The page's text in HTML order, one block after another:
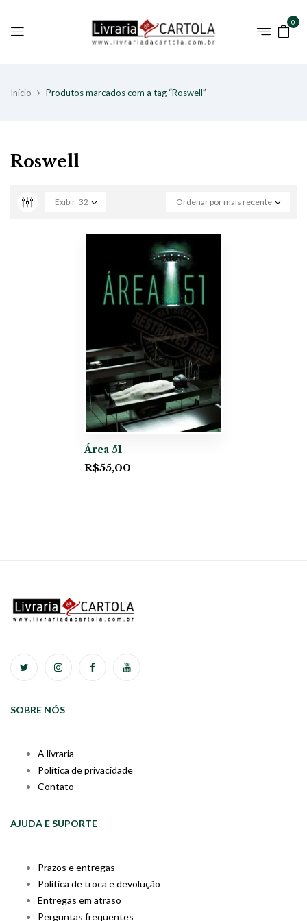
0
Início Produtos marcados com a tag “Roswell”
Roswell
Ordenar por mais recente
Exibir 32
Área 51
R$55,00
SOBRE NÓS
A livraria
Política de privacidade
Contato
AJUDA E SUPORTE
Prazos e entregas
Política de troca e devolução
Entregas em atraso
Perguntas frequentes